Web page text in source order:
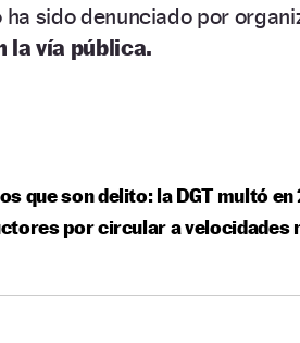
ha sido denunciado por
la vía pública.
que son delito: la DGT multó en
por circular a velocidades